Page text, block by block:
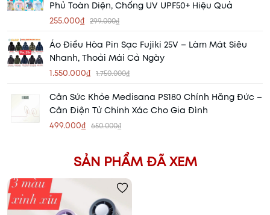
Phủ Toàn Diện, Chống UV UPF50+ Hiệu Quả
255.000₫ 299.000₫
Áo Điều Hòa Pin Sạc Fujiki 25V – Làm Mát Siêu
Nhanh, Thoải Mái Cả Ngày
1.550.000₫ 1.750.000₫
Cân Sức Khỏe Medisana PS180 Chính Hãng Đức –
Cân Điện Tử Chính Xác Cho Gia Đình
499.000₫ 650.000₫
SẢN PHẨM ĐÃ XEM